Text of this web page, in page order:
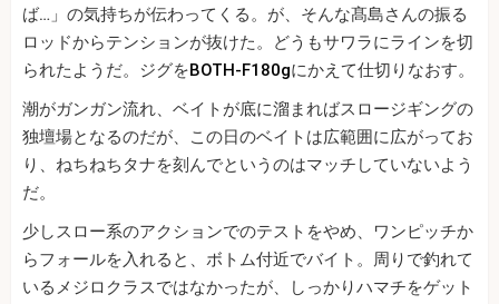
ば…」の気持ちが伝わってくる。が、そんな髙島さんの振る
ロッドからテンションが抜けた。どうもサワラにラインを切
られたようだ。ジグをBOTH-F180gにかえて仕切りなおす。
潮がガンガン流れ、ベイトが底に溜まればスロージギングの
独壇場となるのだが、この日のベイトは広範囲に広がってお
り、ねちねちタナを刻んでというのはマッチしていないよう
だ。
少しスロー系のアクションでのテストをやめ、ワンピッチか
らフォールを入れると、ボトム付近でバイト。周りで釣れて
いるメジロクラスではなかったが、しっかりハマチをゲット